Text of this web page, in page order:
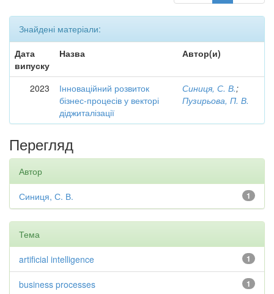
Знайдені матеріали:
Дата
випуску
Назва Автор(и)
2023
Інноваційний розвиток
бізнес-процесів у векторі
діджиталізації
Синиця, С. В.;
Пузирьова, П. В.
Перегляд
Автор
1
Синиця, С. В.
Тема
1
artificial intelligence
1
business processes